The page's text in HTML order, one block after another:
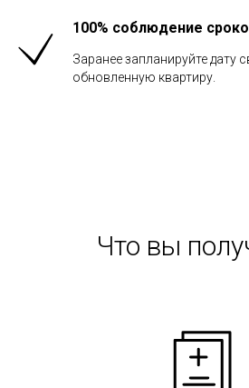
100% соблюдение
Заранее запланируйте дату
обновленную квартиру.
Что вы